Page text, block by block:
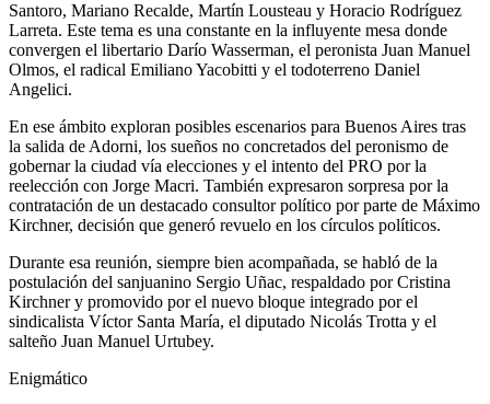
Santoro, Mariano Recalde, Martín Lousteau y Horacio Rodríguez
Larreta. Este tema es una constante en la influyente mesa donde
convergen el libertario Darío Wasserman, el peronista Juan Manuel
Olmos, el radical Emiliano Yacobitti y el todoterreno Daniel
Angelici.
En ese ámbito exploran posibles escenarios para Buenos Aires tras
la salida de Adorni, los sueños no concretados del peronismo de
gobernar la ciudad vía elecciones y el intento del PRO por la
reelección con Jorge Macri. También expresaron sorpresa por la
contratación de un destacado consultor político por parte de Máximo
Kirchner, decisión que generó revuelo en los círculos políticos.
Durante esa reunión, siempre bien acompañada, se habló de la
postulación del sanjuanino Sergio Uñac, respaldado por Cristina
Kirchner y promovido por el nuevo bloque integrado por el
sindicalista Víctor Santa María, el diputado Nicolás Trotta y el
salteño Juan Manuel Urtubey.
Enigmático